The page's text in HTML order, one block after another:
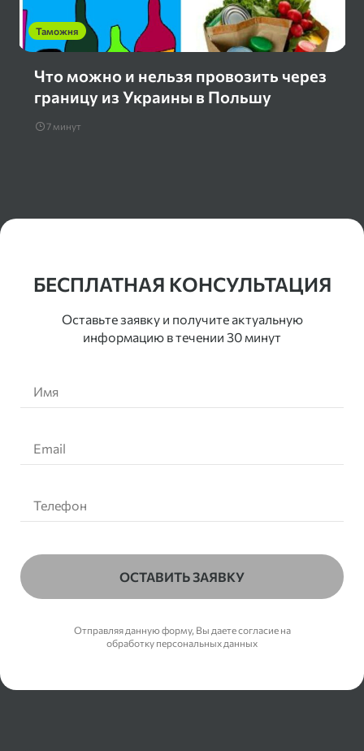
Таможня
Что можно и нельзя провозить через
границу из Украины в Польшу
7 минут
Контакты
БЕСПЛАТНАЯ КОНСУЛЬТАЦИЯ
Оставьте заявку и получите актуальную
информацию в течении 30 минут
ОСТАВИТЬ ЗАЯВКУ
Отправляя данную форму, Вы даете согласие на
обработку персональных данных